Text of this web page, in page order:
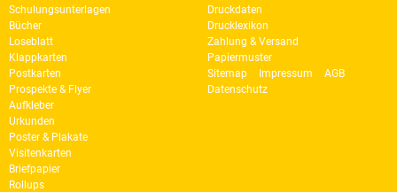
Schulungsunterlagen
Bücher
Loseblatt
Klappkarten
Postkarten
Prospekte & Flyer
Aufkleber
Urkunden
Poster & Plakate
Visitenkarten
Briefpapier
Rollups
Druckdaten
Drucklexikon
Zahlung & Versand
Papiermuster
Sitemap
Impressum
AGB
Datenschutz